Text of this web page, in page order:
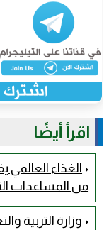
اقرأ أيضًا
الغذاء
من المساعدات
وزارة التربية